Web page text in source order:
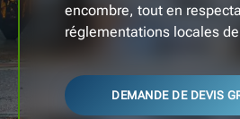
encombre, tout en
réglementations locales
DEMANDE DE DEVIS